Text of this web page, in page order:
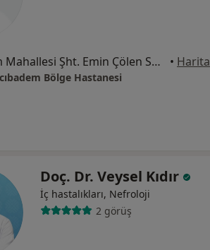
Acıbadem Mahallesi Şht. Emin Çölen Sokağı No:4, Kadıköy • Harita
Bölge Hastanesi
Doç. Dr. Veysel Kıdır
İç hastalıkları, Nefroloji
2 görüş